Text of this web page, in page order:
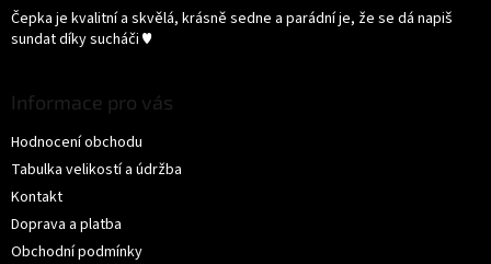
Čepka je kvalitní a skvělá, krásně sedne a parádní je, že se dá napiš
sundat díky sucháči ♥️
Informace pro vás
Hodnocení obchodu
Tabulka velikostí a údržba
Kontakt
Doprava a platba
Obchodní podmínky